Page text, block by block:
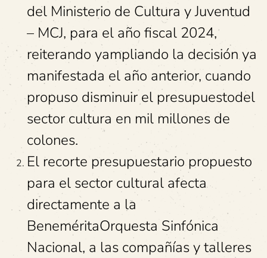
del Ministerio de Cultura y Juventud
– MCJ, para el año fiscal 2024,
reiterando yampliando la decisión ya
manifestada el año anterior, cuando
propuso disminuir el presupuestodel
sector cultura en mil millones de
colones.
El recorte presupuestario propuesto
para el sector cultural afecta
directamente a la
BeneméritaOrquesta Sinfónica
Nacional, a las compañías y talleres